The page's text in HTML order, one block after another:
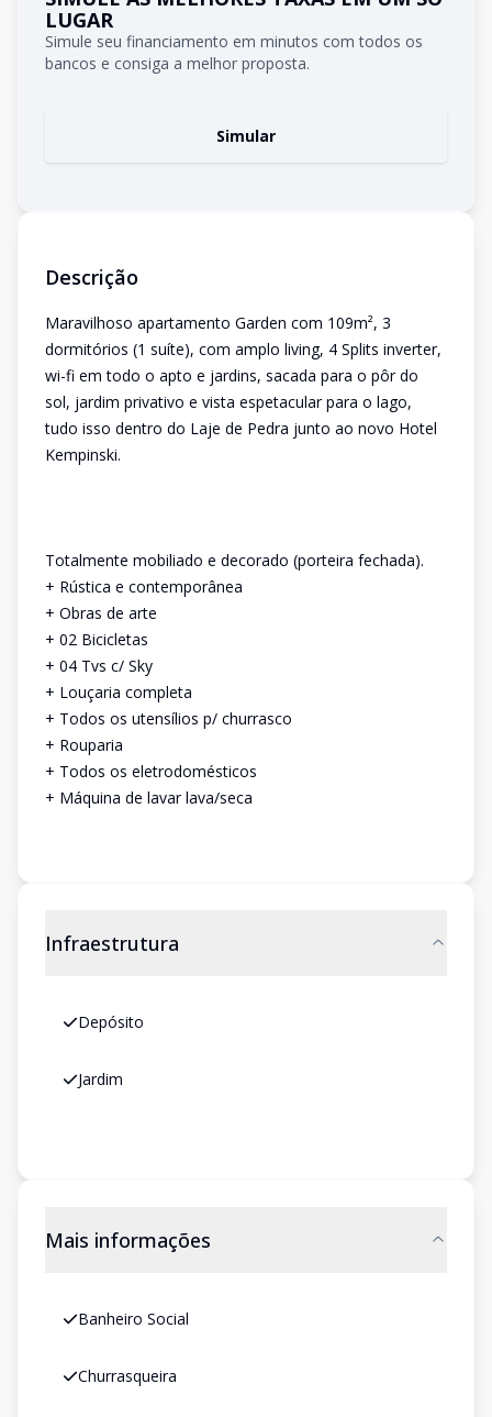
LUGAR
Simule seu financiamento em minutos com todos os
bancos e consiga a melhor proposta.
Simular
Descrição
Maravilhoso apartamento Garden com 109m², 3
dormitórios (1 suíte), com amplo living, 4 Splits inverter,
wi-fi em todo o apto e jardins, sacada para o pôr do
sol, jardim privativo e vista espetacular para o lago,
tudo isso dentro do Laje de Pedra junto ao novo Hotel
Kempinski.
Totalmente mobiliado e decorado (porteira fechada).
+ Rústica e contemporânea
+ Obras de arte
+ 02 Bicicletas
+ 04 Tvs c/ Sky
+ Louçaria completa
+ Todos os utensílios p/ churrasco
+ Rouparia
+ Todos os eletrodomésticos
+ Máquina de lavar lava/seca
Infraestrutura
Depósito
Jardim
Mais informações
Banheiro Social
Churrasqueira